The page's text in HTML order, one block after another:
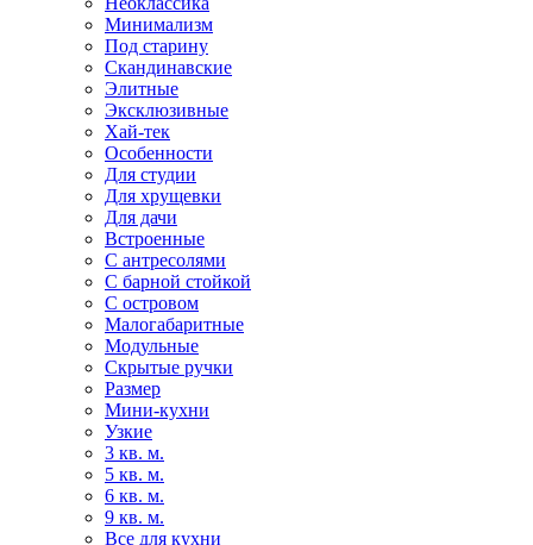
Минимализм
Под старину
Скандинавские
Элитные
Эксклюзивные
Хай-тек
Особенности
Для студии
Для хрущевки
Для дачи
Встроенные
С антресолями
С барной стойкой
С островом
Малогабаритные
Модульные
Скрытые ручки
Размер
Мини-кухни
Узкие
3 кв. м.
5 кв. м.
6 кв. м.
9 кв. м.
Все для кухни